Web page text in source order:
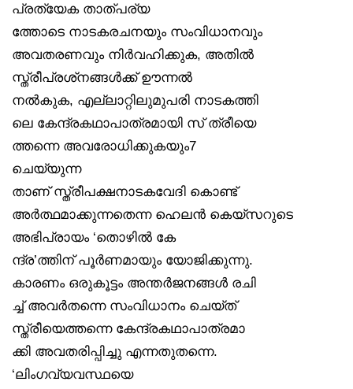
പ്രത്യേക താത്പര്യ
ത്തോടെ നാടകരചനയും സംവിധാനവും
അവതരണവും നിർവഹിക്കുക, അതിൽ
സ്ത്രീപ്രശ്‌നങ്ങൾക്ക് ഊന്നൽ
നൽകുക, എല്ലാറ്റിലുമുപരി നാടകത്തി
ലെ കേന്ദ്രകഥാപാത്രമായി സ് ത്രീയെ
ത്തന്നെ അവരോധിക്കുകയും7
ചെയ്യുന്ന
താണ് സ്ത്രീപക്ഷനാടകവേദി കൊണ്ട്
അർത്ഥമാക്കുന്നതെന്ന ഹെലൻ കെയ്‌സറുടെ
അഭിപ്രായം ‘തൊഴിൽ കേ
ന്ദ്ര’ത്തിന് പൂർണമായും യോജിക്കുന്നു.
കാരണം ഒരുകൂട്ടം അന്തർജനങ്ങൾ രചി
ച്ച് അവർതന്നെ സംവിധാനം ചെയ്ത്
സ്ത്രീയെത്തന്നെ കേന്ദ്രകഥാപാത്രമാ
ക്കി അവതരിപ്പിച്ചു എന്നതുതന്നെ.
‘ലിംഗവ്യവസ്ഥയെ